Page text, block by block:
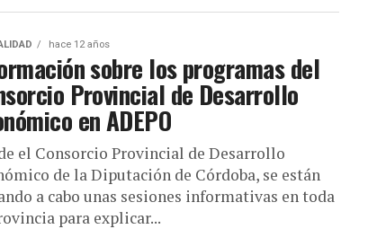
hace 12 años
sobre los programas del
Provincial de Desarrollo
en ADEPO
el Consorcio Provincial de Desarrollo
de la Diputación de Córdoba, se están
a cabo unas sesiones informativas en toda
para explicar...